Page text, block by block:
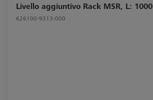
Livello aggiuntivo Rack MSR, L: 1000
626100-9313-000